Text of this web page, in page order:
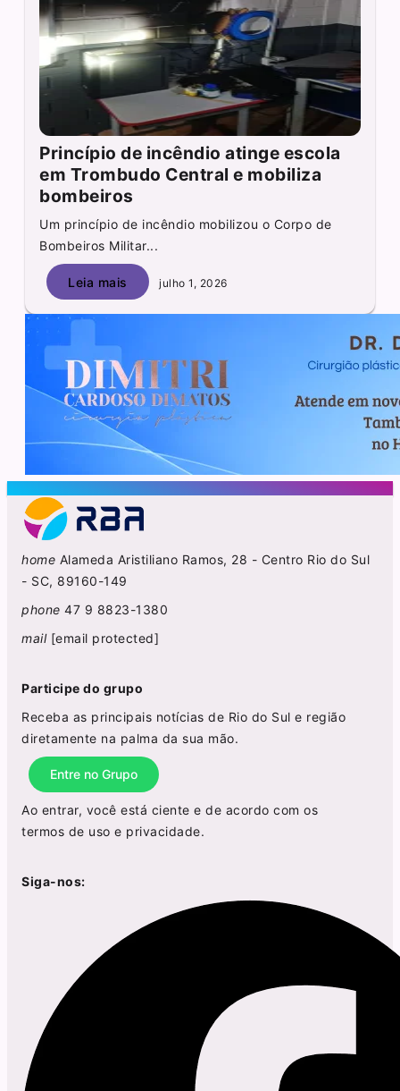
Princípio de incêndio atinge escola
em Trombudo Central e mobiliza
bombeiros
Um princípio de incêndio mobilizou o Corpo de
Bombeiros Militar...
Leia mais julho 1, 2026
home Alameda Aristiliano Ramos, 28 - Centro Rio do Sul
- SC, 89160-149
phone 47 9 8823-1380
mail [email protected]
Participe do grupo
Receba as principais notícias de Rio do Sul e região
diretamente na palma da sua mão.
Entre no Grupo
Ao entrar, você está ciente e de acordo com os
termos de uso e privacidade.
Siga-nos: